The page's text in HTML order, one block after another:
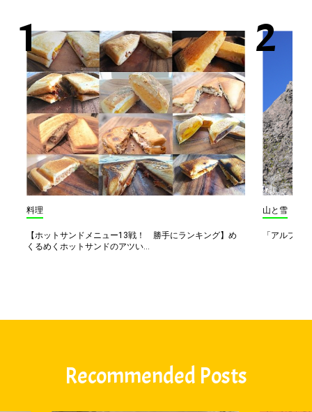
料理
【ホットサンドメニュー13戦！ 勝手にランキング】め
くるめくホットサンドのアツい...
山と雪
「アルプス
Recommended Posts